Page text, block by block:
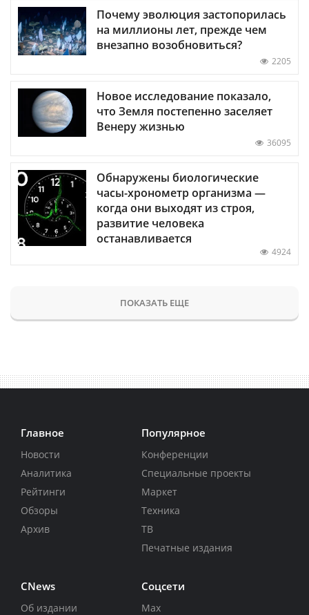
Почему эволюция застопорилась
на миллионы лет, прежде чем
внезапно возобновиться?
2205
Новое исследование показало,
что Земля постепенно заселяет
Венеру жизнью
36095
Обнаружены биологические
часы-хронометр организма —
когда они выходят из строя,
развитие человека
останавливается
4924
ПОКАЗАТЬ ЕЩЕ
Главное
Новости
Аналитика
Рейтинги
Обзоры
Архив
Популярное
Конференции
Специальные проекты
Маркет
Техника
ТВ
Печатные издания
CNews
Об издании
Соцсети
Max